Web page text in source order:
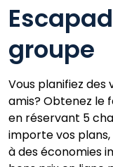
groupe
Vous planifiez
amis? Obtenez le
en réservant 5
importe vos plans,
à des économies